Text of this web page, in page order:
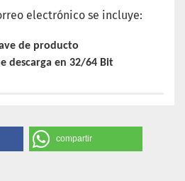
electrónico se incluye:
de producto
descarga en 32/64 Bit
compartir